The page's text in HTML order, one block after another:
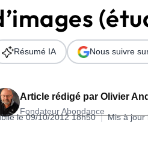
Télécharger l'Ebook
Article rédigé par Olivier
Fondateur Abondance
le 09/10/2012 18h50 | Mis à jour
Résumé IA Nous suivre